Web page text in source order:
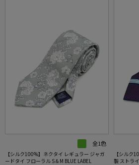
全1色
【シルク100%】ネクタイ レギュラー ジャガ
ードタイ フローラル S＆M BLUE LABEL
【シルク
製 ストラ